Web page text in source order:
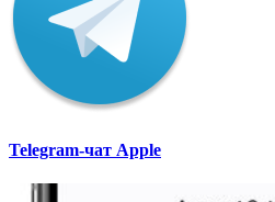
Telegram-чат Apple